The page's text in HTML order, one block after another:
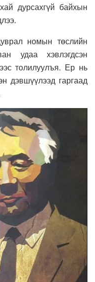
дурсахгүй байхын
номын төслийн
удаа хэвлэгдсэн
толилуулъя. Ер нь
дэвшүүлээд гаргаад